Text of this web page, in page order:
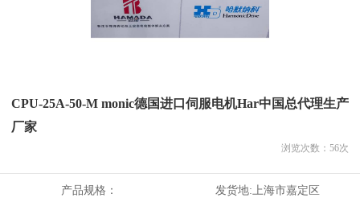
CPU-25A-50-M monic德国进口伺服电机Har中国总代理生产
厂家
浏览次数： 56次
产品规格： 发货地: 上海市嘉定区